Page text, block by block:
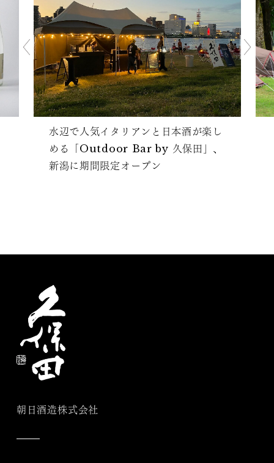
水辺で人気イタリアンと日本酒が楽し
める「Outdoor Bar by 久保田」、
新潟に期間限定オープン
朝日酒造株式会社